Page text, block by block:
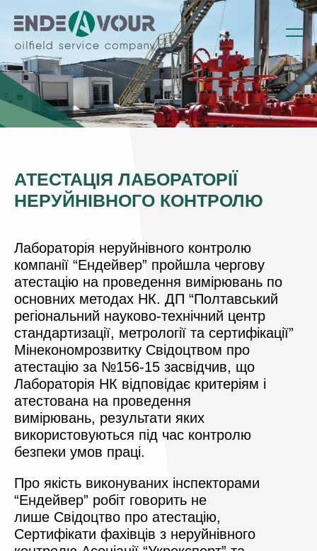
АТЕСТАЦІЯ ЛАБОРАТОРІЇ
НЕРУЙНІВНОГО КОНТРОЛЮ
Лабораторія неруйнівного контролю
компанії “Ендейвер” пройшла чергову
атестацію на проведення вимірювань по
основних методах НК. ДП “Полтавський
регіональний науково-технічний центр
стандартизації, метрології та сертифікації”
Мінекономрозвитку Свідоцтвом про
атестацію за №156-15 засвідчив, що
Лабораторія НК відповідає критеріям і
атестована на проведення
вимірювань, результати яких
використовуються під час контролю
безпеки умов праці.
Про якість виконуваних інспекторами
“Ендейвер” робіт говорить не
лише Свідоцтво про атестацію,
Сертифікати фахівців з неруйнівного